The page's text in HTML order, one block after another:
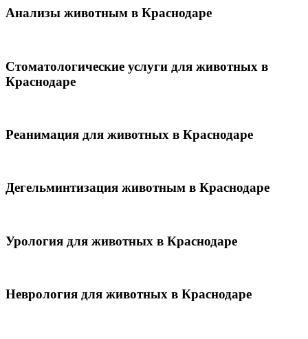
Анализы животным в Краснодаре
Стоматологические услуги для животных в
Краснодаре
Реанимация для животных в Краснодаре
Дегельминтизация животным в Краснодаре
Урология для животных в Краснодаре
Неврология для животных в Краснодаре